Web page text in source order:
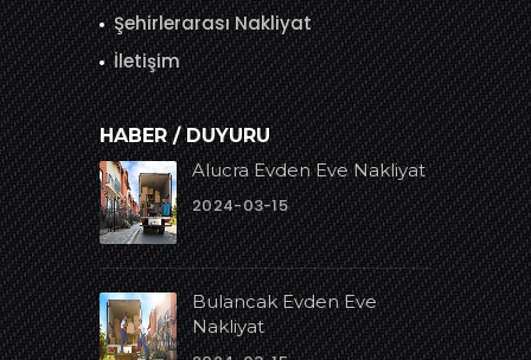
Şehirlerarası Nakliyat
İletişim
HABER / DUYURU
Alucra Evden Eve Nakliyat
2024-03-15
Bulancak Evden Eve
Nakliyat